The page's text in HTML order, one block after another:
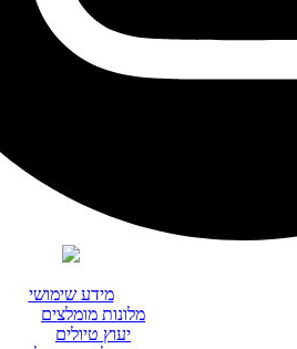
מידע שימושי
מלונות מומלצים
יעוץ טיולים